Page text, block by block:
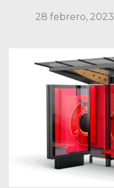
28 febrero, 2023